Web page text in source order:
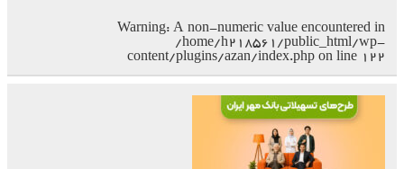
Warning: A non-numeric value encountered in
/home/h218561/public_html/wp-
content/plugins/azan/index.phpon line ۱۲۲